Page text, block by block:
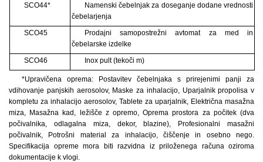
SCO44*
Namenski čebelnjak za doseganje dodane vrednosti
čebelarjenja
SCO45
Prodajni samopostrežni avtomat za med in
čebelarske izdelke
SCO46
Inox pult (tekoči m)
*Upravičena oprema: Postavitev čebelnjaka s prirejenimi panji za
vdihovanje panjskih aerosolov, Maske za inhalacijo, Uparjalnik propolisa v
kompletu za inhalacijo aerosolov, Tablete za uparjalnik, Električna masažna
miza, Masažna kad, ležišče z opremo, Oprema prostora za počitek (dva
počivalnika, odlagalna miza, dekor, blazine), Profesionalni masažni
počivalnik, Potrošni material za inhalacijo, čiščenje in osebno nego.
Specifikacija opreme mora biti razvidna iz priloženega računa oziroma
dokumentacije k vlogi.